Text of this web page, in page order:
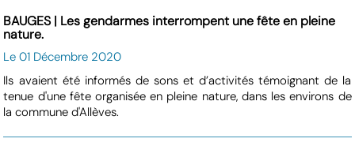
BAUGES | Les gendarmes interrompent une fête en pleine
nature.
Le 01 Décembre 2020
Ils avaient été informés de sons et d’activités témoignant de la
tenue d'une fête organisée en pleine nature, dans les environs de
la commune d'Allèves.